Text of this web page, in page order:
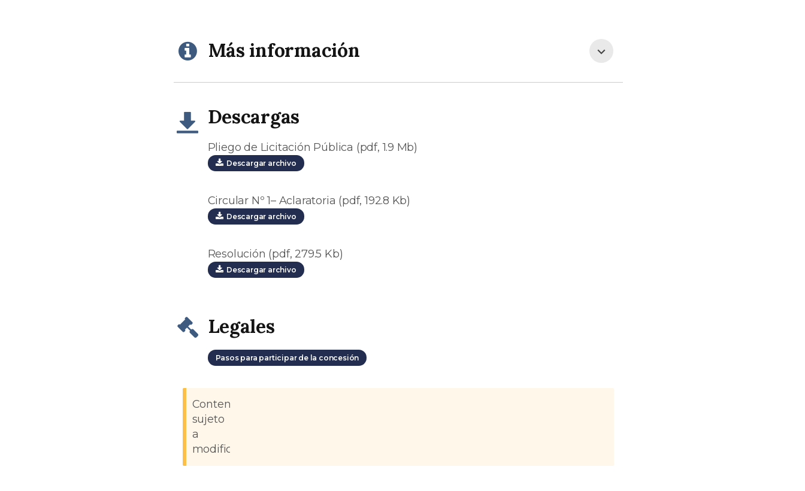
Más información
Descargas
Pliego de Licitación Pública (pdf, 1.9 Mb)
Descargar archivo
Circular Nº 1– Aclaratoria (pdf, 192.8 Kb)
Descargar archivo
Resolución (pdf, 279.5 Kb)
Descargar archivo
Legales
Pasos para participar de la concesión
Contenido
sujeto
a
modificaciones.